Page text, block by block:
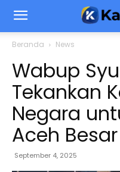
Beranda News
Wabup
Tekankan
Negara
Aceh Besar
September 4, 2025